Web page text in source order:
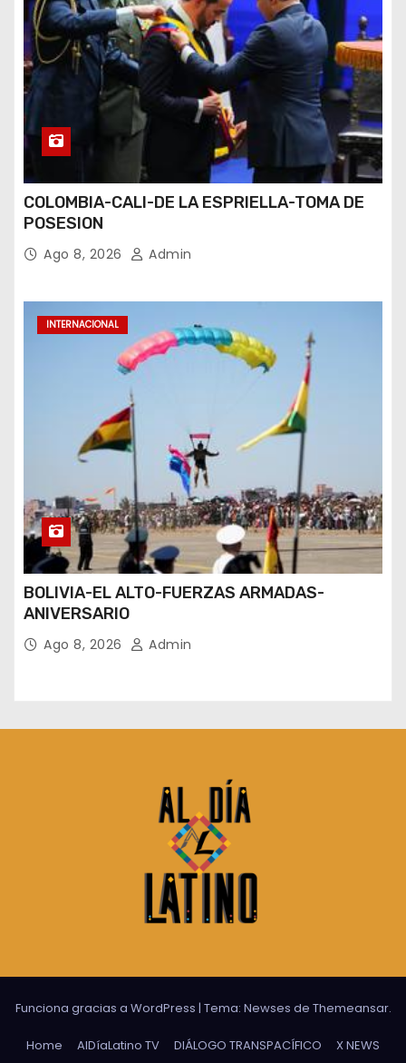
COLOMBIA-CALI-DE LA ESPRIELLA-TOMA DE
POSESION
Ago 8, 2026 Admin
INTERNACIONAL
BOLIVIA-EL ALTO-FUERZAS ARMADAS-
ANIVERSARIO
Ago 8, 2026 Admin
Funciona gracias a WordPress | Tema: Newses de Themeansar.
Home AlDíaLatino TV DIÁLOGO TRANSPACÍFICO X NEWS